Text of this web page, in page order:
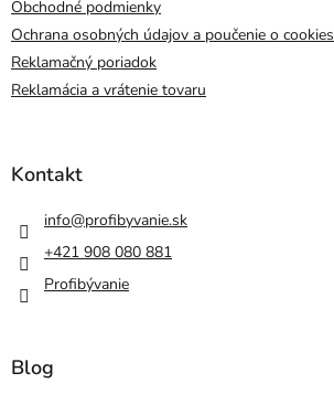
Obchodné podmienky
Ochrana osobných údajov a poučenie o cookies
Reklamačný poriadok
Reklamácia a vrátenie tovaru
Kontakt
info@profibyvanie.sk
+421 908 080 881
Profibývanie
Blog